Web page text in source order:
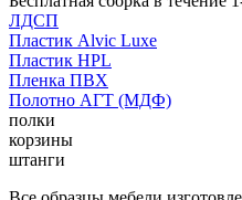
ЛДСП
Пластик Alvic Luxe
Пластик HPL
Пленка ПВХ
Полотно АГТ (МДФ)
полки
корзины
штанги